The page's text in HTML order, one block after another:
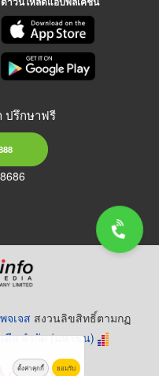
ปรึกษาฟรี
จเจส สงวนลิขสิทธิ์ตามกฏ
ดีย จำกัด (มหาชน)
ตั้งค่าคุกกี้ ยอมรับ